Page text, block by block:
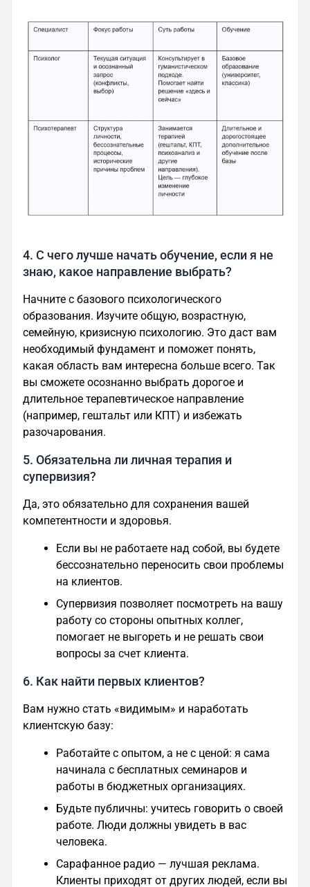
4. С чего лучше начать обучение, если я не
знаю, какое направление выбрать?
Начните с базового психологического
образования. Изучите общую, возрастную,
семейную, кризисную психологию. Это даст вам
необходимый фундамент и поможет понять,
какая область вам интересна больше всего. Так
вы сможете осознанно выбрать дорогое и
длительное терапевтическое направление
(например, гештальт или КПТ) и избежать
разочарования.
5. Обязательна ли личная терапия и
супервизия?
Да, это обязательно для сохранения вашей
компетентности и здоровья.
Если вы не работаете над собой, вы будете
бессознательно переносить свои проблемы
на клиентов.
Супервизия позволяет посмотреть на вашу
работу со стороны опытных коллег,
помогает не выгореть и не решать свои
вопросы за счет клиента.
6. Как найти первых клиентов?
Вам нужно стать «видимым» и наработать
клиентскую базу:
Работайте с опытом, а не с ценой: я сама
начинала с бесплатных семинаров и
работы в бюджетных организациях.
Будьте публичны: учитесь говорить о своей
работе. Люди должны увидеть в вас
человека.
Сарафанное радио — лучшая реклама.
Клиенты приходят от других людей, если вы